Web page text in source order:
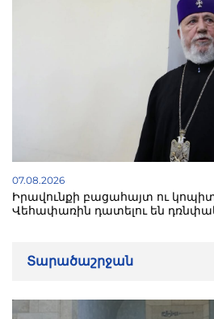
07.08.2026
Իրավունքի բացահայտ ու
Վեհափառին դատելու են
Տարածաշրջան